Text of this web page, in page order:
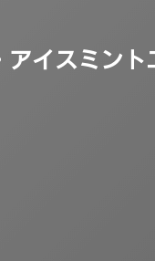
アイスミント